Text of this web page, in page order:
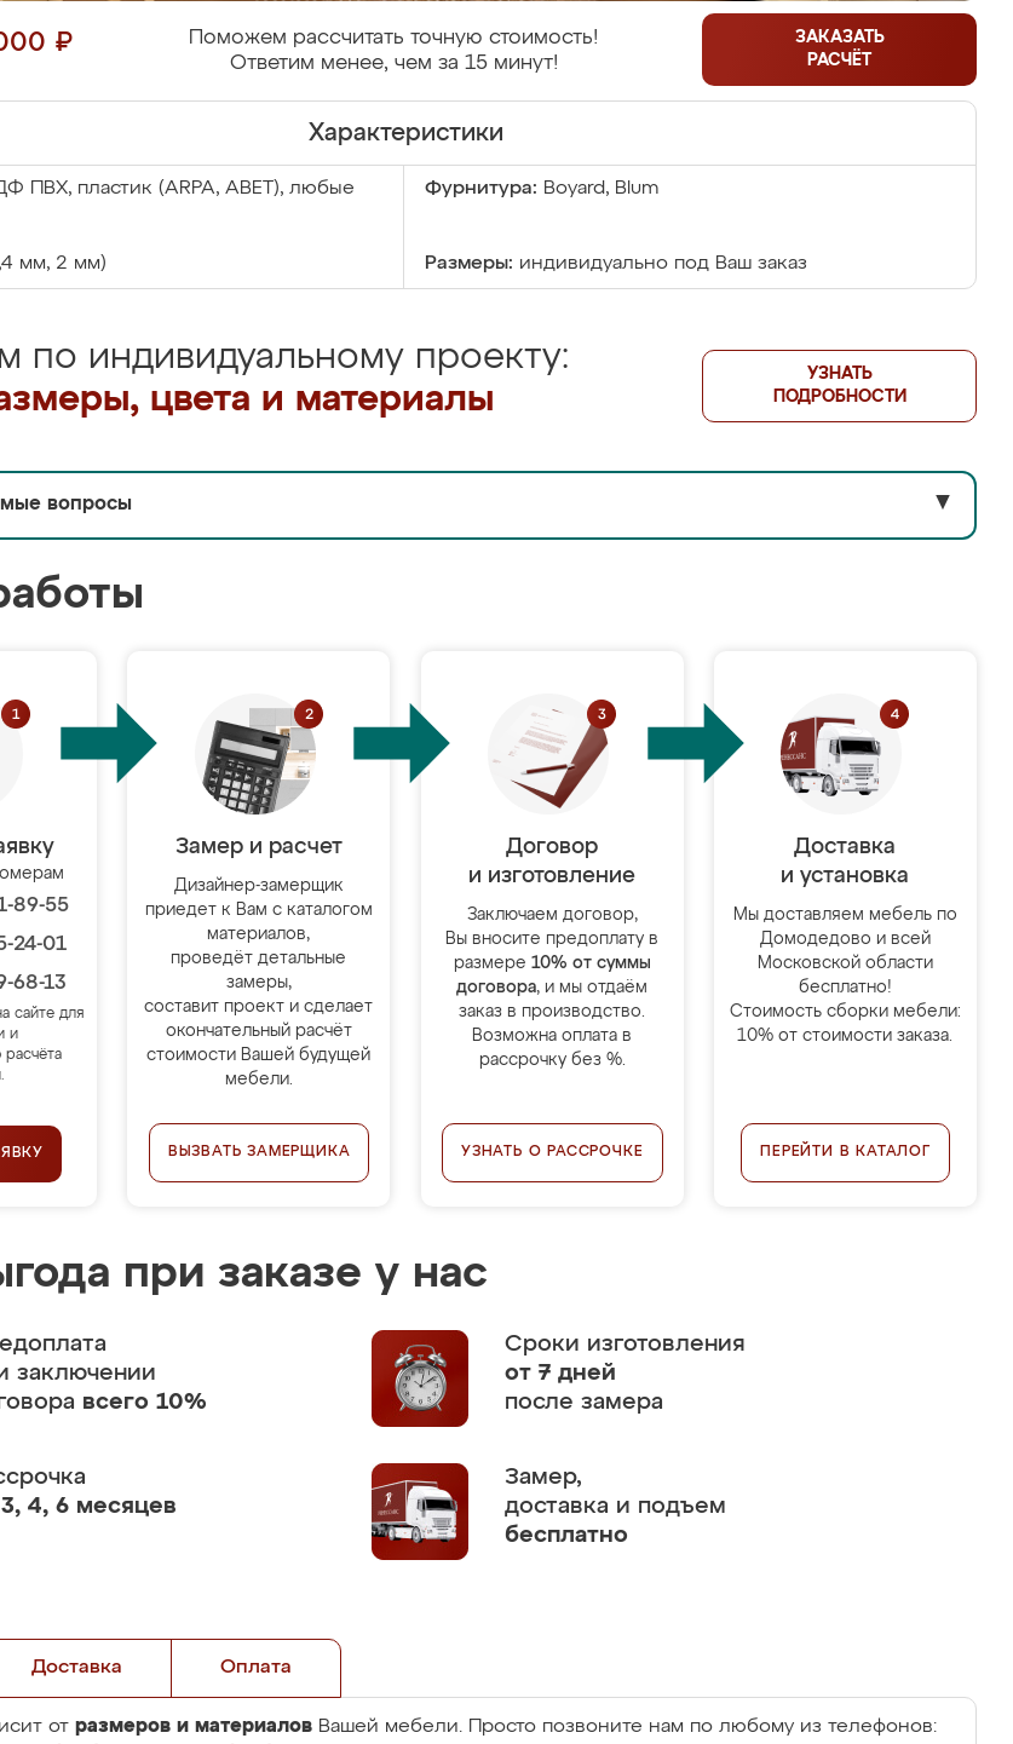
₽
Поможем рассчитать точную стоимость!
Ответим менее, чем за 15 минут!
ЗАКАЗАТЬ
РАСЧЁТ
Характеристики
ПВХ, пластик (ARPA, ABET), любые
Фурнитура: Boyard, Blum
мм, 2 мм) Размеры: индивидуально под Ваш заказ
по индивидуальному проекту:
цвета и материалы
УЗНАТЬ
ПОДРОБНОСТИ
вопросы ▼
89-55
24-01
68-13
сайте для
и
расчёта
Замер и расчет
Дизайнер-замерщик
приедет к Вам с каталогом
материалов,
проведёт детальные
замеры,
составит проект и сделает
окончательный расчёт
стоимости Вашей будущей
мебели.
ВЫЗВАТЬ ЗАМЕРЩИКА
Договор
и изготовление
Заключаем договор,
Вы вносите предоплату в
размере 10% от суммы
договора, и мы отдаём
заказ в производство.
Возможна оплата в
рассрочку без %.
УЗНАТЬ О РАССРОЧКЕ
Доставка
и установка
Мы доставляем мебель по
Домодедово и всей
Московской области
бесплатно!
Стоимость сборки мебели:
10% от стоимости заказа.
ПЕРЕЙТИ В КАТАЛОГ
при заказе у нас
заключении
всего 10%
Сроки изготовления
от 7 дней
после замера
4, 6 месяцев
Замер,
доставка и подъем
бесплатно
Доставка Оплата
от размеров и материалов Вашей мебели. Просто позвоните нам по любому из телефонов: